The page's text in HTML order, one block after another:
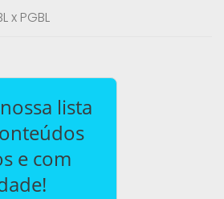
x PGBL
lista
e com